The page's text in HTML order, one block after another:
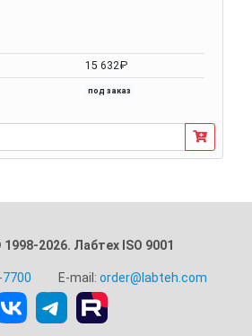
15 632₽
под заказ
2026. Лабтех ISO 9001
E-mail: order@labteh.com